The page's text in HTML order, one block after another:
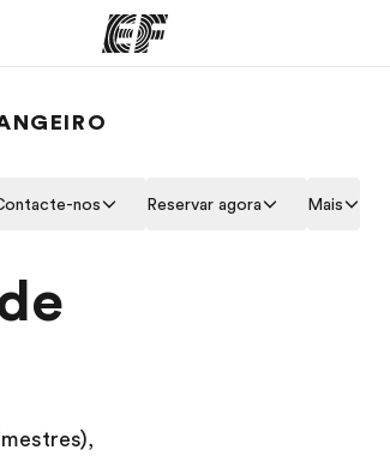
Encontre um escritório
nos Reservar agora Mais